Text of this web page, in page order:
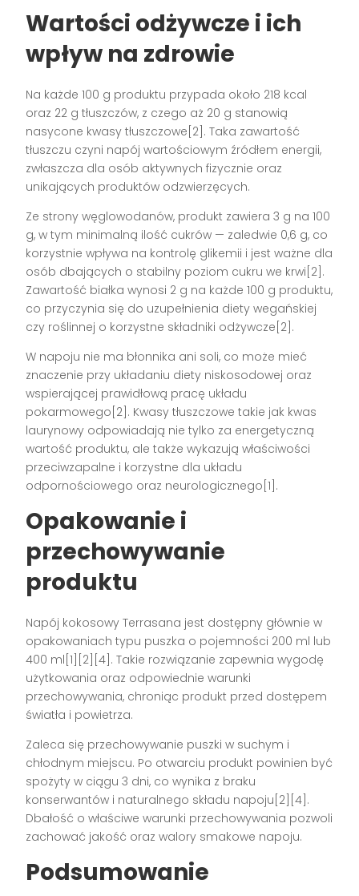
Wartości odżywcze i ich
wpływ na zdrowie
Na każde 100 g produktu przypada około 218 kcal
oraz 22 g tłuszczów, z czego aż 20 g stanowią
nasycone kwasy tłuszczowe[2]. Taka zawartość
tłuszczu czyni napój wartościowym źródłem energii,
zwłaszcza dla osób aktywnych fizycznie oraz
unikających produktów odzwierzęcych.
Ze strony węglowodanów, produkt zawiera 3 g na 100
g, w tym minimalną ilość cukrów — zaledwie 0,6 g, co
korzystnie wpływa na kontrolę glikemii i jest ważne dla
osób dbających o stabilny poziom cukru we krwi[2].
Zawartość białka wynosi 2 g na każde 100 g produktu,
co przyczynia się do uzupełnienia diety wegańskiej
czy roślinnej o korzystne składniki odżywcze[2].
W napoju nie ma błonnika ani soli, co może mieć
znaczenie przy układaniu diety niskosodowej oraz
wspierającej prawidłową pracę układu
pokarmowego[2]. Kwasy tłuszczowe takie jak kwas
laurynowy odpowiadają nie tylko za energetyczną
wartość produktu, ale także wykazują właściwości
przeciwzapalne i korzystne dla układu
odpornościowego oraz neurologicznego[1].
Opakowanie i
przechowywanie
produktu
Napój kokosowy Terrasana jest dostępny głównie w
opakowaniach typu puszka o pojemności 200 ml lub
400 ml[1][2][4]. Takie rozwiązanie zapewnia wygodę
użytkowania oraz odpowiednie warunki
przechowywania, chroniąc produkt przed dostępem
światła i powietrza.
Zaleca się przechowywanie puszki w suchym i
chłodnym miejscu. Po otwarciu produkt powinien być
spożyty w ciągu 3 dni, co wynika z braku
konserwantów i naturalnego składu napoju[2][4].
Dbałość o właściwe warunki przechowywania pozwoli
zachować jakość oraz walory smakowe napoju.
Podsumowanie